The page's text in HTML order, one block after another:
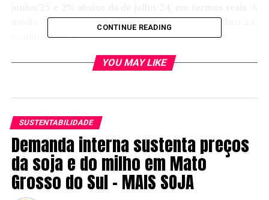
média mensal é a menor desde novembro/24,
nominalmente.
Fonte:Cepea
FONTE
Autor:Cepea
Site: CEPEA
CONTINUE READING
YOU MAY LIKE
SUSTENTABILIDADE
Demanda interna sustenta preços
da soja e do milho em Mato
Grosso do Sul – MAIS SOJA